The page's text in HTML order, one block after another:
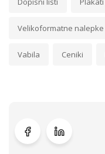
Velikoformatne nalepke
Vabila Ceniki